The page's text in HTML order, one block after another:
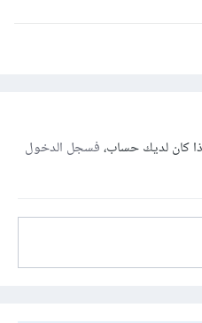
كان لديك حساب،فسجل الدخول